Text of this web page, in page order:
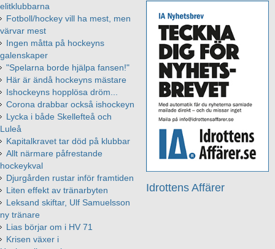
Idrottens Affärer
elitklubbarna
Fotboll/hockey vill ha mest, men
värvar mest
Ingen måtta på hockeyns
galenskaper
"Spelarna borde hjälpa fansen!"
Här är ändå hockeyns mästare
Ishockeyns hopplösa dröm...
Corona drabbar också ishockeyn
Lycka i både Skellefteå och
Luleå
Kapitalkravet tar död på klubbar
Allt närmare påfrestande
hockeykval
Djurgården rustar inför framtiden
Liten effekt av tränarbyten
Leksand skiftar, Ulf Samuelsson
ny tränare
Lias börjar om i HV 71
Krisen växer i